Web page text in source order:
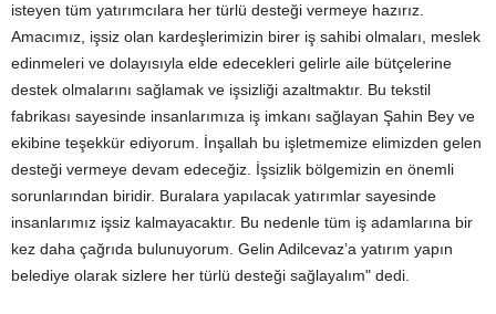
isteyen tüm yatırımcılara her türlü desteği vermeye hazırız.
Amacımız, işsiz olan kardeşlerimizin birer iş sahibi olmaları, meslek
edinmeleri ve dolayısıyla elde edecekleri gelirle aile bütçelerine
destek olmalarını sağlamak ve işsizliği azaltmaktır. Bu tekstil
fabrikası sayesinde insanlarımıza iş imkanı sağlayan Şahin Bey ve
ekibine teşekkür ediyorum. İnşallah bu işletmemize elimizden gelen
desteği vermeye devam edeceğiz. İşsizlik bölgemizin en önemli
sorunlarından biridir. Buralara yapılacak yatırımlar sayesinde
insanlarımız işsiz kalmayacaktır. Bu nedenle tüm iş adamlarına bir
kez daha çağrıda bulunuyorum. Gelin Adilcevaz’a yatırım yapın
belediye olarak sizlere her türlü desteği sağlayalım" dedi.